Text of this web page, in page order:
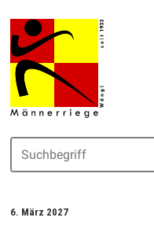
Navigieren
Suchbegriff
6. März 2027